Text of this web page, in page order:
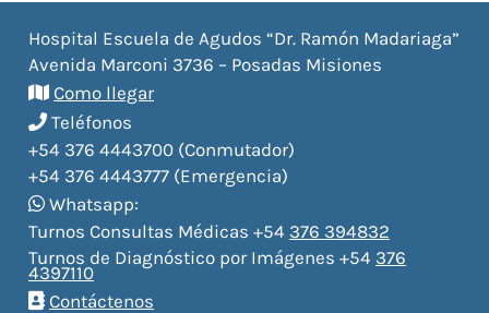
Hospital Escuela de Agudos “Dr. Ramón Madariaga”
Avenida Marconi 3736 – Posadas Misiones
Como llegar
Teléfonos
+54 376 4443700 (Conmutador)
+54 376 4443777 (Emergencia)
Whatsapp:
Turnos Consultas Médicas +54 376 394832
Turnos de Diagnóstico por Imágenes +54 376
4397110
Contáctenos